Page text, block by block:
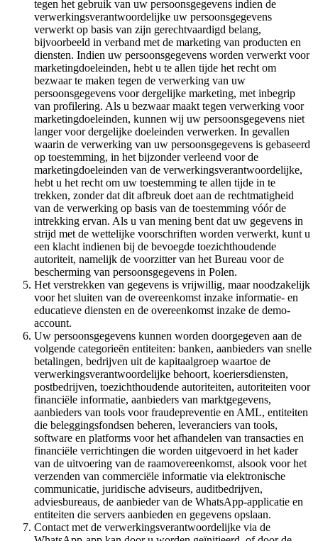
tegen het gebruik van uw persoonsgegevens indien de
verwerkingsverantwoordelijke uw persoonsgegevens
verwerkt op basis van zijn gerechtvaardigd belang,
bijvoorbeeld in verband met de marketing van producten en
diensten. Indien uw persoonsgegevens worden verwerkt voor
marketingdoeleinden, hebt u te allen tijde het recht om
bezwaar te maken tegen de verwerking van uw
persoonsgegevens voor dergelijke marketing, met inbegrip
van profilering. Als u bezwaar maakt tegen verwerking voor
marketingdoeleinden, kunnen wij uw persoonsgegevens niet
langer voor dergelijke doeleinden verwerken. In gevallen
waarin de verwerking van uw persoonsgegevens is gebaseerd
op toestemming, in het bijzonder verleend voor de
marketingdoeleinden van de verwerkingsverantwoordelijke,
hebt u het recht om uw toestemming te allen tijde in te
trekken, zonder dat dit afbreuk doet aan de rechtmatigheid
van de verwerking op basis van de toestemming vóór de
intrekking ervan. Als u van mening bent dat uw gegevens in
strijd met de wettelijke voorschriften worden verwerkt, kunt u
een klacht indienen bij de bevoegde toezichthoudende
autoriteit, namelijk de voorzitter van het Bureau voor de
bescherming van persoonsgegevens in Polen.
Het verstrekken van gegevens is vrijwillig, maar noodzakelijk
voor het sluiten van de overeenkomst inzake informatie- en
educatieve diensten en de overeenkomst inzake de demo-
account.
Uw persoonsgegevens kunnen worden doorgegeven aan de
volgende categorieën entiteiten: banken, aanbieders van snelle
betalingen, bedrijven uit de kapitaalgroep waartoe de
verwerkingsverantwoordelijke behoort, koeriersdiensten,
postbedrijven, toezichthoudende autoriteiten, autoriteiten voor
financiële informatie, aanbieders van marktgegevens,
aanbieders van tools voor fraudepreventie en AML, entiteiten
die beleggingsfondsen beheren, leveranciers van tools,
software en platforms voor het afhandelen van transacties en
financiële verrichtingen die worden uitgevoerd in het kader
van de uitvoering van de raamovereenkomst, alsook voor het
verzenden van commerciële informatie via elektronische
communicatie, juridische adviseurs, auditbedrijven,
adviesbureaus, de aanbieder van de WhatsApp-applicatie en
entiteiten die servers aanbieden en gegevens opslaan.
Contact met de verwerkingsverantwoordelijke via de